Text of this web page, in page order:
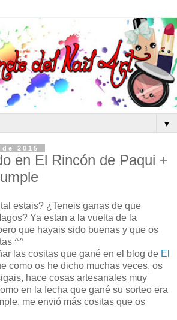
▼
2015
en El Rincón de Paqui +
estais? ¿Teneis ganas de que
Ya estan a la vuelta de la
que hayais sido buenas y que os
^^
las cositas que gané en el blog de El
como os he dicho muchas veces, os
hace cosas artesanales muy
en la fecha que gané su sorteo era
me envió más cositas que os